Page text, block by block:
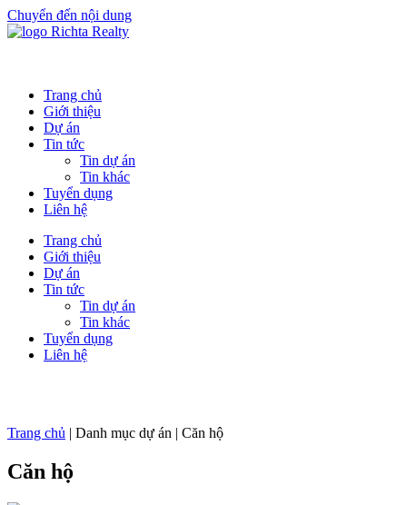
Chuyển đến nội dung
Trang chủ
Giới thiệu
Dự án
Tin tức
Tin dự án
Tin khác
Tuyển dụng
Liên hệ
Trang chủ
Giới thiệu
Dự án
Tin tức
Tin dự án
Tin khác
Tuyển dụng
Liên hệ
Trang chủ | Danh mục dự án | Căn hộ
Căn hộ